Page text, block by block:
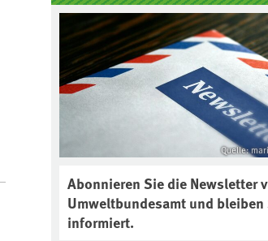
Quelle:
Abonnieren Sie die Newsletter
Umweltbundesamt und bleiben
informiert.